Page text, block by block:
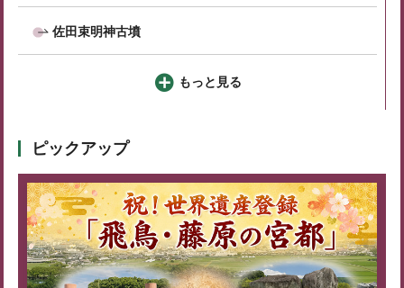
佐田束明神古墳
もっと見る
ピックアップ